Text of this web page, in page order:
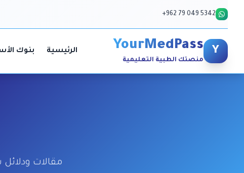
+962 79 049 5342
Y
YourMedPass
منصتك الطبية التعليمية
الرئيسية بنوك
مقالات